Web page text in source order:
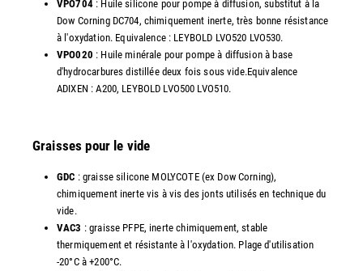
VPO704: Huile silicone pour pompe à diffusion, substitut à la
Dow Corning DC704, chimiquement inerte, très bonne résistance
à l'oxydation. Equivalence : LEYBOLD LVO520 LVO530.
VPO020 : Huile minérale pour pompe à diffusion à base
d'hydrocarbures distillée deux fois sous vide.Equivalence
ADIXEN : A200, LEYBOLD LVO500 LVO510.
Graisses pour le vide
GDC : graisse silicone MOLYCOTE (ex Dow Corning),
chimiquement inerte vis à vis des jonts utilisés en technique du
vide.
VAC3 : graisse PFPE, inerte chimiquement, stable
thermiquement et résistante à l'oxydation. Plage d'utilisation
-20°C à +200°C.